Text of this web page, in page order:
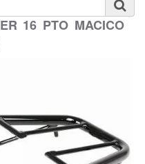
16 PTO MACICO